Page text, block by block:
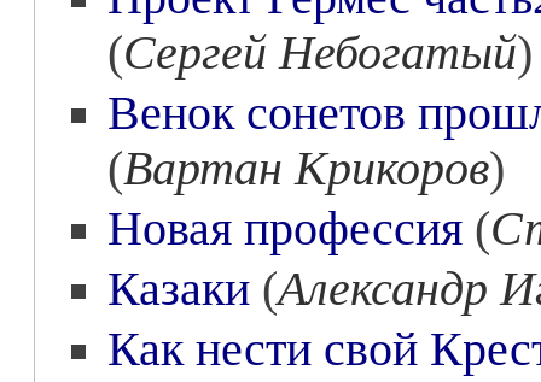
(Сергей Небогатый)
Венок сонетов
(Вартан Крикоров)
Новая профессия (
Казаки (Александр
Как нести свой